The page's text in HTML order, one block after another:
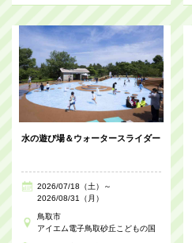
水の遊び場＆ウォータースライダー
2026/07/18（土）～
2026/08/31（月）
鳥取市
アイエム電子鳥取砂丘こどもの国